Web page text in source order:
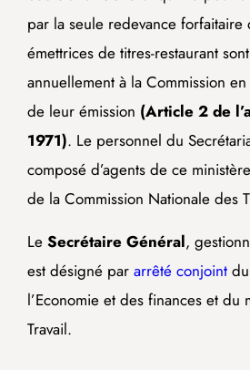
par la seule redevance forfaitaire
émettrices de titres-restaurant
annuellement à la Commission
de leur émission (Article 2 de
1971). Le personnel du
composé d’agents de ce
de la Commission Nationale des
Le Secrétaire Général,
est désigné par arrêté conjoint
l’Economie et des finances et du
Travail.